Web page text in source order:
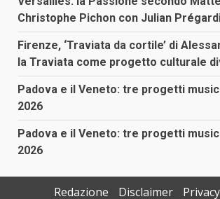
Christophe Pichon con Julian
Firenze, ‘Traviata da cortile’ di
la Traviata come progetto culturale
Padova e il Veneto: tre progetti
2026
Padova e il Veneto: tre progetti
2026
Redazione Disclaimer